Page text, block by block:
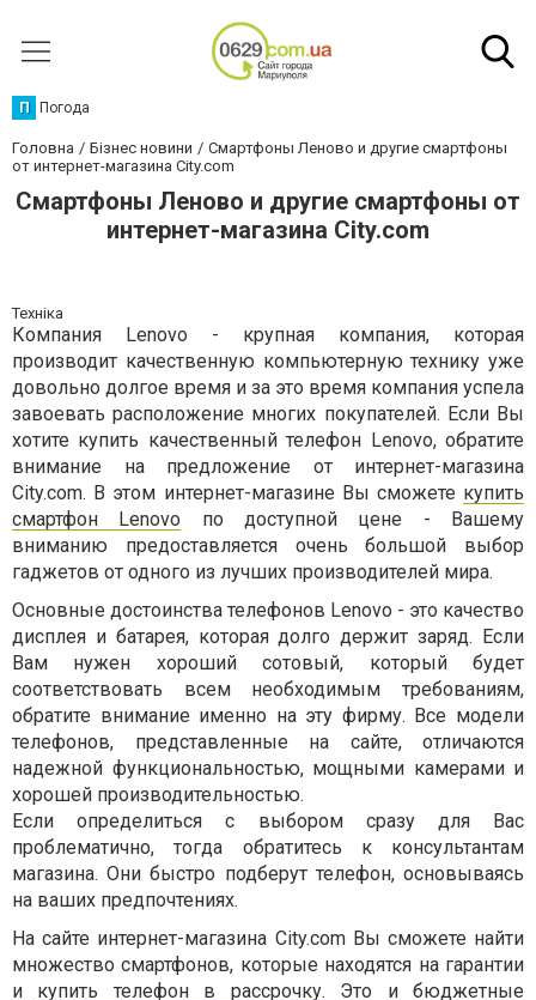
П Погода
Головна Бізнес новини
Смартфоны Леново и другие смартфоны
от интернет-магазина City.com
Смартфоны Леново и другие смартфоны от
интернет-магазина City.com
Техніка
Компания Lenovo - крупная компания, которая
производит качественную компьютерную технику уже
довольно долгое время и за это время компания успела
завоевать расположение многих покупателей. Если Вы
хотите купить качественный телефон Lenovo, обратите
внимание на предложение от интернет-магазина
City.com. В этом интернет-магазине Вы сможете купить
смартфон Lenovo по доступной цене - Вашему
вниманию предоставляется очень большой выбор
гаджетов от одного из лучших производителей мира.
Основные достоинства телефонов Lenovo - это качество
дисплея и батарея, которая долго держит заряд. Если
Вам нужен хороший сотовый, который будет
соответствовать всем необходимым требованиям,
обратите внимание именно на эту фирму. Все модели
телефонов, представленные на сайте, отличаются
надежной функциональностью, мощными камерами и
хорошей производительностью.
Если определиться с выбором сразу для Вас
проблематично, тогда обратитесь к консультантам
магазина. Они быстро подберут телефон, основываясь
на ваших предпочтениях.
На сайте интернет-магазина City.com Вы сможете найти
множество смартфонов, которые находятся на гарантии
и купить телефон в рассрочку. Это и бюджетные